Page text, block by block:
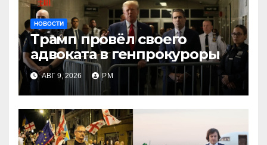
НОВОСТИ
Трамп провёл своего
адвоката в генпрокуроры
АВГ 9, 2026 РМ